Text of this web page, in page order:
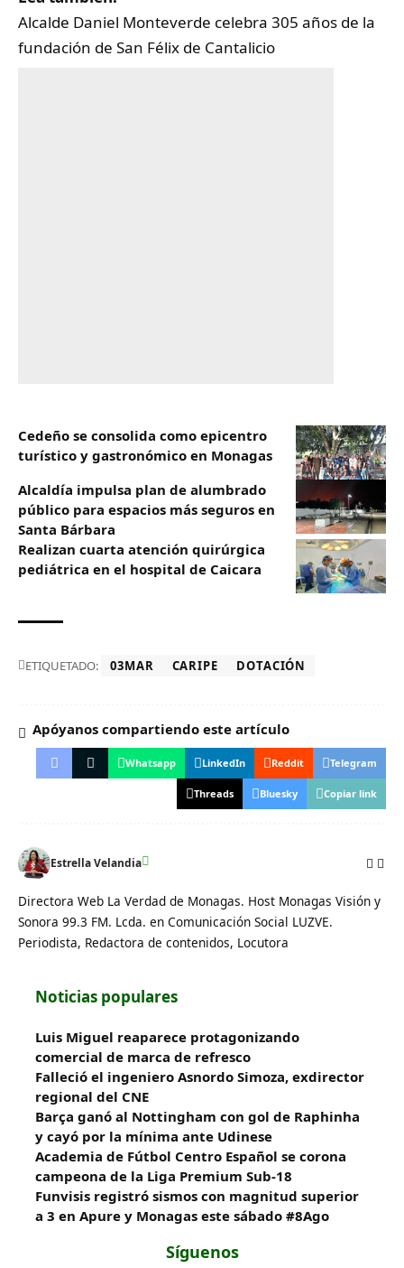
Alcalde Daniel Monteverde celebra 305 años de la
fundación de San Félix de Cantalicio
Cedeño se consolida como epicentro
turístico y gastronómico en Monagas
Alcaldía impulsa plan de alumbrado
público para espacios más seguros en
Santa Bárbara
Realizan cuarta atención quirúrgica
pediátrica en el hospital de Caicara
ETIQUETADO: 03MAR CARIPE DOTACIÓN
Apóyanos compartiendo este artículo
Whatsapp LinkedIn Reddit Telegram
Threads Bluesky Copiar link
Estrella Velandia
Directora Web La Verdad de Monagas. Host Monagas Visión y
Sonora 99.3 FM. Lcda. en Comunicación Social LUZVE.
Periodista, Redactora de contenidos, Locutora
Noticias populares
Luis Miguel reaparece protagonizando
comercial de marca de refresco
Falleció el ingeniero Asnordo Simoza, exdirector
regional del CNE
Barça ganó al Nottingham con gol de Raphinha
y cayó por la mínima ante Udinese
Academia de Fútbol Centro Español se corona
campeona de la Liga Premium Sub-18
Funvisis registró sismos con magnitud superior
a 3 en Apure y Monagas este sábado #8Ago
Síguenos